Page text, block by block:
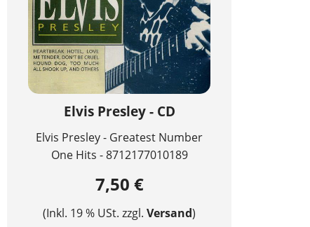
Elvis Presley - CD
Elvis Presley - Greatest Number
One Hits - 8712177010189
7,50 €
(Inkl. 19 % USt. zzgl. Versand)